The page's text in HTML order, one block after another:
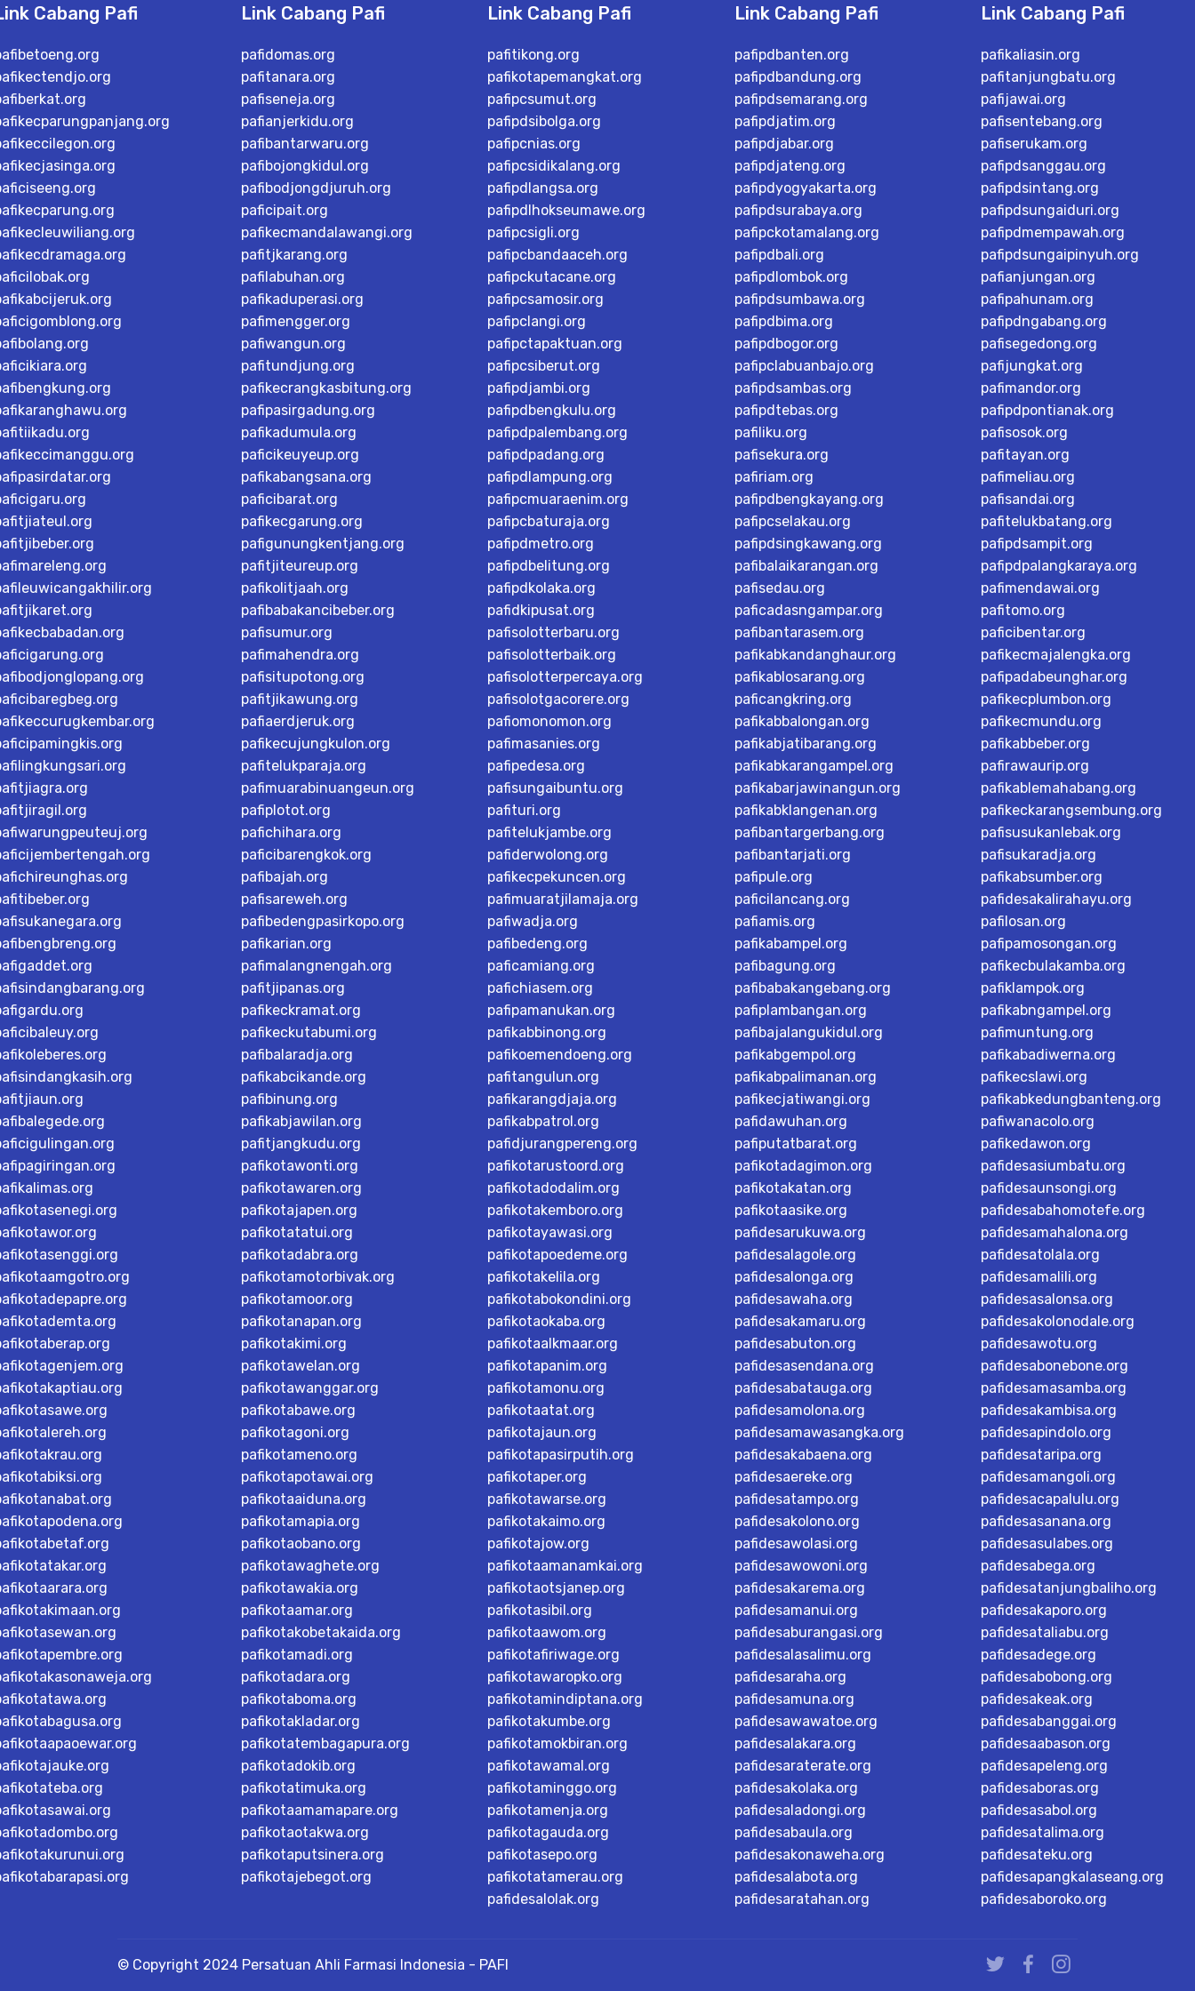
Cabang Pafi Link Cabang Pafi
pafidomas.org
pafitanara.org
pafiseneja.org
pafianjerkidu.org
pafibantarwaru.org
pafibojongkidul.org
pafibodjongdjuruh.org
paficipait.org
pafikecmandalawangi.org
pafitjkarang.org
pafilabuhan.org
pafikaduperasi.org
pafimengger.org
pafiwangun.org
pafitundjung.org
pafikecrangkasbitung.org
pafipasirgadung.org
pafikadumula.org
paficikeuyeup.org
pafikabangsana.org
paficibarat.org
pafikecgarung.org
pafigunungkentjang.org
pafitjiteureup.org
pafikolitjaah.org
pafibabakancibeber.org
pafisumur.org
pafimahendra.org
pafisitupotong.org
pafitjikawung.org
pafiaerdjeruk.org
pafikecujungkulon.org
pafitelukparaja.org
pafimuarabinuangeun.org
pafiplotot.org
pafichihara.org
paficibarengkok.org
pafibajah.org
pafisareweh.org
pafibedengpasirkopo.org
pafikarian.org
pafimalangnengah.org
pafitjipanas.org
pafikeckramat.org
pafikeckutabumi.org
pafibalaradja.org
pafikabcikande.org
pafibinung.org
pafikabjawilan.org
pafitjangkudu.org
pafikotawonti.org
pafikotawaren.org
pafikotajapen.org
pafikotatatui.org
pafikotadabra.org
pafikotamotorbivak.org
pafikotamoor.org
pafikotanapan.org
pafikotakimi.org
pafikotawelan.org
pafikotawanggar.org
pafikotabawe.org
pafikotagoni.org
pafikotameno.org
pafikotapotawai.org
pafikotaaiduna.org
pafikotamapia.org
pafikotaobano.org
pafikotawaghete.org
pafikotawakia.org
pafikotaamar.org
pafikotakobetakaida.org
pafikotamadi.org
pafikotadara.org
pafikotaboma.org
pafikotakladar.org
pafikotatembagapura.org
pafikotadokib.org
pafikotatimuka.org
pafikotaamamapare.org
pafikotaotakwa.org
pafikotaputsinera.org
pafikotajebegot.org
Link Cabang Pafi
pafitikong.org
pafikotapemangkat.org
pafipcsumut.org
pafipdsibolga.org
pafipcnias.org
pafipcsidikalang.org
pafipdlangsa.org
pafipdlhokseumawe.org
pafipcsigli.org
pafipcbandaaceh.org
pafipckutacane.org
pafipcsamosir.org
pafipclangi.org
pafipctapaktuan.org
pafipcsiberut.org
pafipdjambi.org
pafipdbengkulu.org
pafipdpalembang.org
pafipdpadang.org
pafipdlampung.org
pafipcmuaraenim.org
pafipcbaturaja.org
pafipdmetro.org
pafipdbelitung.org
pafipdkolaka.org
pafidkipusat.org
pafisolotterbaru.org
pafisolotterbaik.org
pafisolotterpercaya.org
pafisolotgacorere.org
pafiomonomon.org
pafimasanies.org
pafipedesa.org
pafisungaibuntu.org
pafituri.org
pafitelukjambe.org
pafiderwolong.org
pafikecpekuncen.org
pafimuaratjilamaja.org
pafiwadja.org
pafibedeng.org
paficamiang.org
pafichiasem.org
pafipamanukan.org
pafikabbinong.org
pafikoemendoeng.org
pafitangulun.org
pafikarangdjaja.org
pafikabpatrol.org
pafidjurangpereng.org
pafikotarustoord.org
pafikotadodalim.org
pafikotakemboro.org
pafikotayawasi.org
pafikotapoedeme.org
pafikotakelila.org
pafikotabokondini.org
pafikotaokaba.org
pafikotaalkmaar.org
pafikotapanim.org
pafikotamonu.org
pafikotaatat.org
pafikotajaun.org
pafikotapasirputih.org
pafikotaper.org
pafikotawarse.org
pafikotakaimo.org
pafikotajow.org
pafikotaamanamkai.org
pafikotaotsjanep.org
pafikotasibil.org
pafikotaawom.org
pafikotafiriwage.org
pafikotawaropko.org
pafikotamindiptana.org
pafikotakumbe.org
pafikotamokbiran.org
pafikotawamal.org
pafikotaminggo.org
pafikotamenja.org
pafikotagauda.org
pafikotasepo.org
pafikotatamerau.org
pafidesalolak.org
Link Cabang Pafi
pafipdbanten.org
pafipdbandung.org
pafipdsemarang.org
pafipdjatim.org
pafipdjabar.org
pafipdjateng.org
pafipdyogyakarta.org
pafipdsurabaya.org
pafipckotamalang.org
pafipdbali.org
pafipdlombok.org
pafipdsumbawa.org
pafipdbima.org
pafipdbogor.org
pafipclabuanbajo.org
pafipdsambas.org
pafipdtebas.org
pafiliku.org
pafisekura.org
pafiriam.org
pafipdbengkayang.org
pafipcselakau.org
pafipdsingkawang.org
pafibalaikarangan.org
pafisedau.org
paficadasngampar.org
pafibantarasem.org
pafikabkandanghaur.org
pafikablosarang.org
paficangkring.org
pafikabbalongan.org
pafikabjatibarang.org
pafikabkarangampel.org
pafikabarjawinangun.org
pafikabklangenan.org
pafibantargerbang.org
pafibantarjati.org
pafipule.org
paficilancang.org
pafiamis.org
pafikabampel.org
pafibagung.org
pafibabakangebang.org
pafiplambangan.org
pafibajalangukidul.org
pafikabgempol.org
pafikabpalimanan.org
pafikecjatiwangi.org
pafidawuhan.org
pafiputatbarat.org
pafikotadagimon.org
pafikotakatan.org
pafikotaasike.org
pafidesarukuwa.org
pafidesalagole.org
pafidesalonga.org
pafidesawaha.org
pafidesakamaru.org
pafidesabuton.org
pafidesasendana.org
pafidesabatauga.org
pafidesamolona.org
pafidesamawasangka.org
pafidesakabaena.org
pafidesaereke.org
pafidesatampo.org
pafidesakolono.org
pafidesawolasi.org
pafidesawowoni.org
pafidesakarema.org
pafidesamanui.org
pafidesaburangasi.org
pafidesalasalimu.org
pafidesaraha.org
pafidesamuna.org
pafidesawawatoe.org
pafidesalakara.org
pafidesaraterate.org
pafidesakolaka.org
pafidesaladongi.org
pafidesabaula.org
pafidesakonaweha.org
pafidesalabota.org
pafidesaratahan.org
Link Cabang Pafi
pafikaliasin.org
pafitanjungbatu.org
pafijawai.org
pafisentebang.org
pafiserukam.org
pafipdsanggau.org
pafipdsintang.org
pafipdsungaiduri.org
pafipdmempawah.org
pafipdsungaipinyuh.org
pafianjungan.org
pafipahunam.org
pafipdngabang.org
pafisegedong.org
pafijungkat.org
pafimandor.org
pafipdpontianak.org
pafisosok.org
pafitayan.org
pafimeliau.org
pafisandai.org
pafitelukbatang.org
pafipdsampit.org
pafipdpalangkaraya.org
pafimendawai.org
pafitomo.org
paficibentar.org
pafikecmajalengka.org
pafipadabeunghar.org
pafikecplumbon.org
pafikecmundu.org
pafikabbeber.org
pafirawaurip.org
pafikablemahabang.org
pafikeckarangsembung.org
pafisusukanlebak.org
pafisukaradja.org
pafikabsumber.org
pafidesakalirahayu.org
pafilosan.org
pafipamosongan.org
pafikecbulakamba.org
pafiklampok.org
pafikabngampel.org
pafimuntung.org
pafikabadiwerna.org
pafikecslawi.org
pafikabkedungbanteng.org
pafiwanacolo.org
pafikedawon.org
pafidesasiumbatu.org
pafidesaunsongi.org
pafidesabahomotefe.org
pafidesamahalona.org
pafidesatolala.org
pafidesamalili.org
pafidesasalonsa.org
pafidesakolonodale.org
pafidesawotu.org
pafidesabonebone.org
pafidesamasamba.org
pafidesakambisa.org
pafidesapindolo.org
pafidesataripa.org
pafidesamangoli.org
pafidesacapalulu.org
pafidesasanana.org
pafidesasulabes.org
pafidesabega.org
pafidesatanjungbaliho.org
pafidesakaporo.org
pafidesataliabu.org
pafidesadege.org
pafidesabobong.org
pafidesakeak.org
pafidesabanggai.org
pafidesaabason.org
pafidesapeleng.org
pafidesaboras.org
pafidesasabol.org
pafidesatalima.org
pafidesateku.org
pafidesapangkalaseang.org
pafidesaboroko.org
© Copyright 2024 Persatuan Ahli Farmasi Indonesia - PAFI